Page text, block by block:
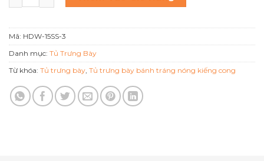
Mã: HDW-15SS-3
Danh mục: Tủ Trưng Bày
Từ khóa: Tủ trưng bày Tủ trưng bày bánh tráng nóng kiếng cong